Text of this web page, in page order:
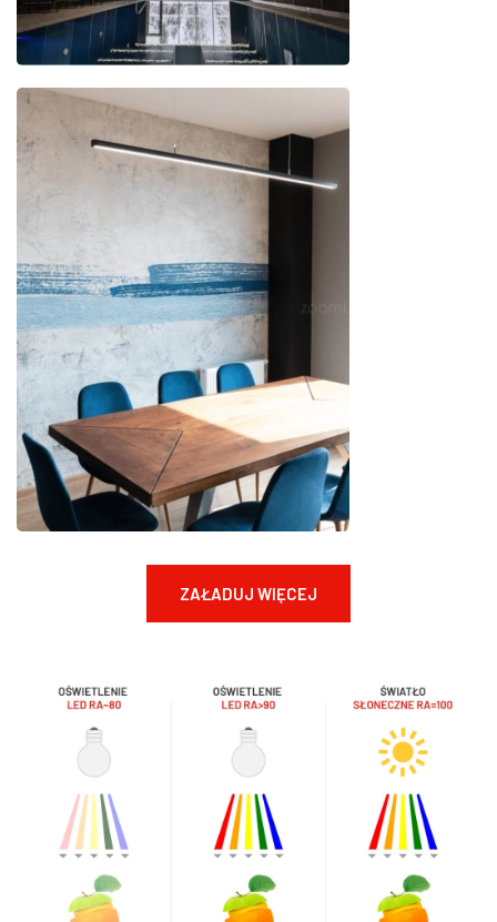
ZAŁADUJ WIĘCEJ